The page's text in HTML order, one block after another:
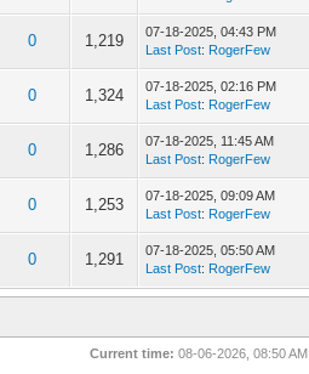
0 1,219
07-18-2025, 04:43 PM
Last Post: RogerFew
0 1,324
07-18-2025, 02:16 PM
Last Post: RogerFew
0 1,286
07-18-2025, 11:45 AM
Last Post: RogerFew
0 1,253
07-18-2025, 09:09 AM
Last Post: RogerFew
0 1,291
07-18-2025, 05:50 AM
Last Post: RogerFew
Current time: 08-06-2026, 08:50 AM